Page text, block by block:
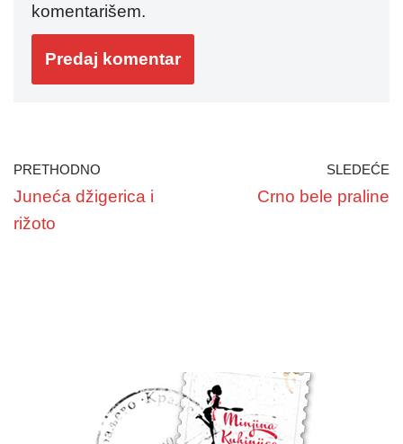
komentarišem.
PRETHODNO
Juneća džigerica i
rižoto
SLEDEĆE
Crno bele praline